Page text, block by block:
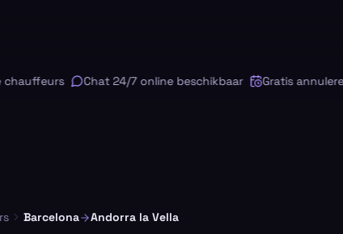
Chat 24/7 online beschikbaar Gratis annuleren
Barcelona Andorra la Vella